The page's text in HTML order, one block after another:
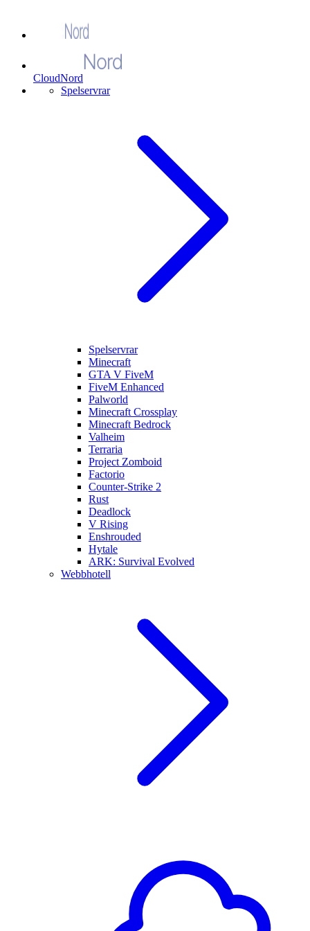
CloudNord
Spelservrar
Spelservrar
Minecraft
GTA V FiveM
FiveM Enhanced
Palworld
Minecraft Crossplay
Minecraft Bedrock
Valheim
Terraria
Project Zomboid
Factorio
Counter-Strike 2
Rust
Deadlock
V Rising
Enshrouded
Hytale
ARK: Survival Evolved
Webbhotell